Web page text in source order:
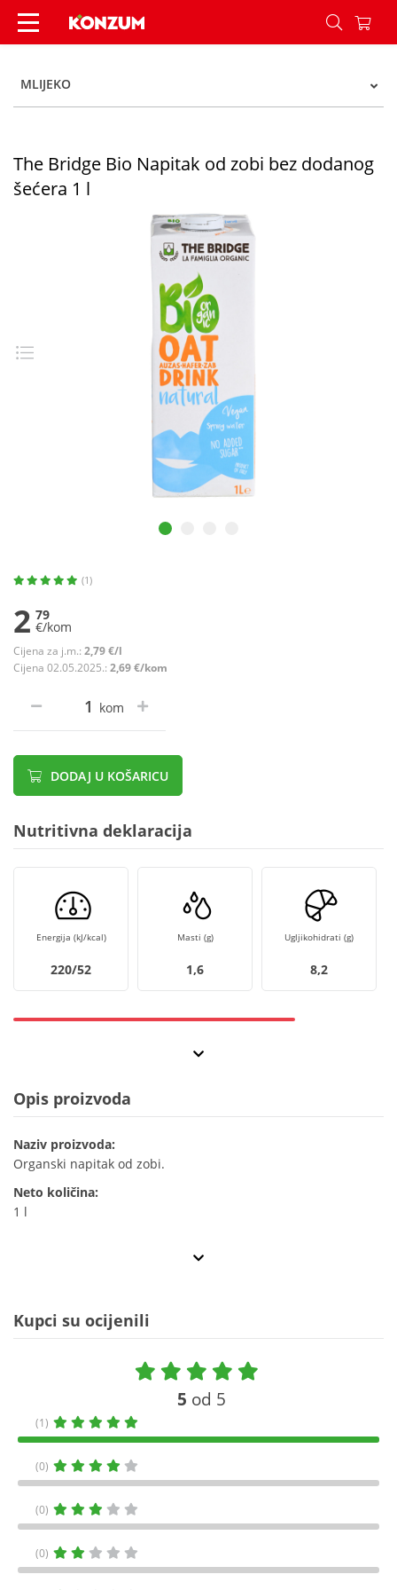
The Bridge Bio Napitak od zobi bez dodanog
MLIJEKO
The Bridge Bio Napitak od zobi bez dodanog
šećera 1 l
(1)
2 79
€/kom
Cijena za j.m.: 2,79 €/l
Cijena 02.05.2025.: 2,69 €/kom
kom
DODAJ U KOŠARICU
Nutritivna deklaracija
Energija (kJ/kcal)
220/52
Masti (g)
1,6
Ugljikohidrati (g)
8,2
Opis proizvoda
Naziv proizvoda:
Organski napitak od zobi.
Neto količina:
1 l
Kupci su ocijenili
5 od 5
(1)
(0)
(0)
(0)